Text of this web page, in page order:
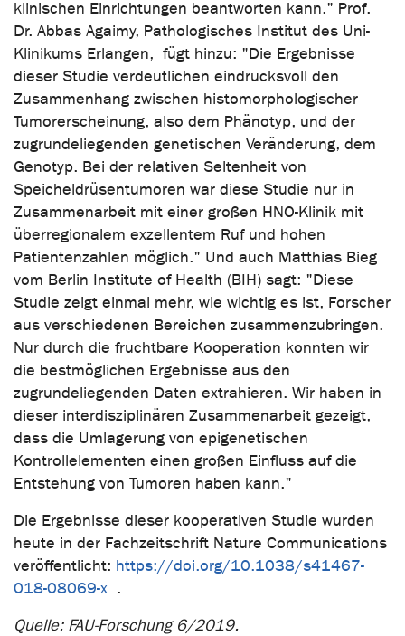
klinischen Einrichtungen beantworten kann." Prof.
Dr. Abbas Agaimy, Pathologisches Institut des Uni-
Klinikums Erlangen, fügt hinzu: "Die Ergebnisse
dieser Studie verdeutlichen eindrucksvoll den
Zusammenhang zwischen histomorphologischer
Tumorerscheinung, also dem Phänotyp, und der
zugrundeliegenden genetischen Veränderung, dem
Genotyp. Bei der relativen Seltenheit von
Speicheldrüsentumoren war diese Studie nur in
Zusammenarbeit mit einer großen HNO-Klinik mit
überregionalem exzellentem Ruf und hohen
Patientenzahlen möglich." Und auch Matthias Bieg
vom Berlin Institute of Health (BIH) sagt: "Diese
Studie zeigt einmal mehr, wie wichtig es ist, Forscher
aus verschiedenen Bereichen zusammenzubringen.
Nur durch die fruchtbare Kooperation konnten wir
die bestmöglichen Ergebnisse aus den
zugrundeliegenden Daten extrahieren. Wir haben in
dieser interdisziplinären Zusammenarbeit gezeigt,
dass die Umlagerung von epigenetischen
Kontrollelementen einen großen Einfluss auf die
Entstehung von Tumoren haben kann."
Die Ergebnisse dieser kooperativen Studie wurden
heute in der Fachzeitschrift Nature Communications
veröffentlicht: https://doi.org/10.1038/s41467-
018-08069-x .
Quelle: FAU-Forschung 6/2019.